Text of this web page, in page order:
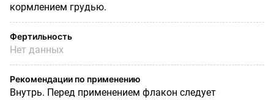
кормлением грудью.
Фертильность
Нет данных
Рекомендации по применению
Внутрь. Перед применением флакон следует